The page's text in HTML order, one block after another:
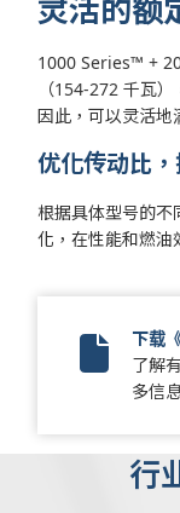
灵活的额
1000 Series™ +
（154-272 千瓦
因此，可以灵活地
优化传动比
根据具体型号的不
化，在性能和燃油
下载
了解
多信
行